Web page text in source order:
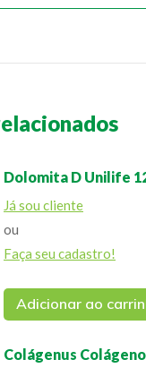
Dolomita D Unilife
Já sou cliente
ou
Faça seu cadastro!
Adicionar ao
Colágenus